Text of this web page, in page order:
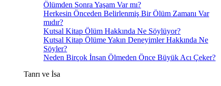
Ölümden Sonra Yaşam Var mı?
Herkesin Önceden Belirlenmiş Bir Ölüm Zamanı Var
mıdır?
Kutsal Kitap Ölüm Hakkında Ne Söylüyor?
Kutsal Kitap Ölüme Yakın Deneyimler Hakkında Ne
Söyler?
Neden Birçok İnsan Ölmeden Önce Büyük Acı Çeker?
Tanrı ve İsa